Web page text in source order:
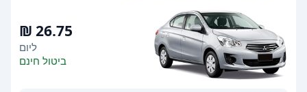
ליום
ביטול חינם